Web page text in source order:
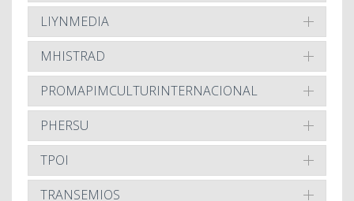
LIYNMEDIA
MHISTRAD
PROMAPIMCULTURINTERNACIONAL
PHERSU
TPOI
TRANSEMIOS